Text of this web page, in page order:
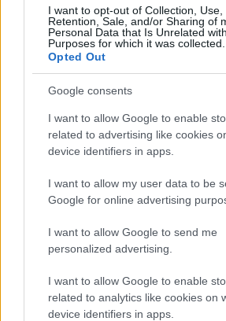
I want to opt-out of Collection, Use,
Retention, Sale, and/or Sharing of
Personal Data that Is Unrelated
Purposes for which it was collected.
Opted Out
Google consents
I want to allow Google to enable
related to advertising like cookies
device identifiers in apps.
I want to allow my user data to be
Google for online advertising
I want to allow Google to send me
personalized advertising.
I want to allow Google to enable
related to analytics like cookies on
device identifiers in apps.
αναμενόμενο τον Μάιο, όπως
Υπηρεσία Απογραφής.
άνοδο 0,9%, έπειτα από την
αύξηση 0,4% του Απριλίου,
προβλέψεων για άνοδο 0,5%.
βενζινάδικα αυξήθηκαν κατά
στην αύξηση του συνολικού
τιμές των πρατηρίων
πρώτοι όλες τιςειδήσειςαπό την